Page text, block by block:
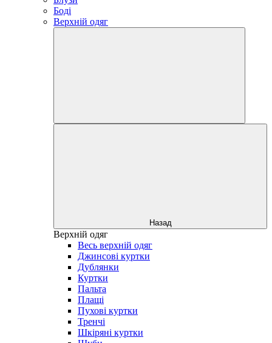
Боді
Верхній одяг
Назад
Верхній одяг
Весь верхній одяг
Джинсові куртки
Дублянки
Куртки
Пальта
Плащі
Пухові куртки
Тренчі
Шкіряні куртки